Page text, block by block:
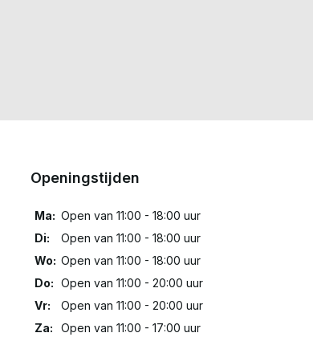
Openingstijden
Ma: Open van 11:00 - 18:00 uur
Di:
Open van 11:00 - 18:00 uur
Wo: Open van 11:00 - 18:00 uur
Do: Open van 11:00 - 20:00 uur
Vr:
Open van 11:00 - 20:00 uur
Za:
Open van 11:00 - 17:00 uur